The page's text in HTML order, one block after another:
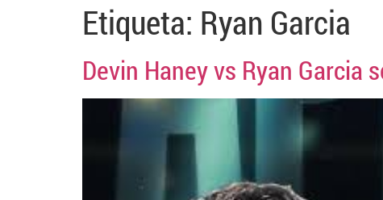
Etiqueta: Ryan Garcia
Devin Haney vs Ryan Garcia